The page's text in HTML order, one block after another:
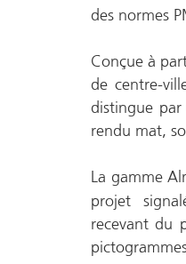
des normes
Conçue à
de centre-
distingue
rendu mat,
La gamme
projet
recevant du